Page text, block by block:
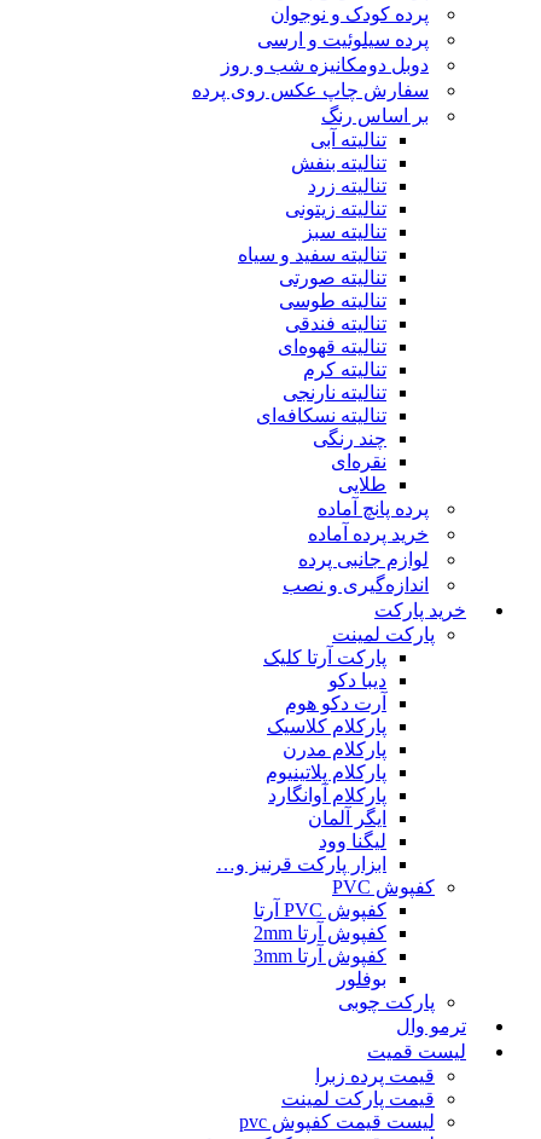
پرده کودک و نوجوان
پرده سیلوئیت و ارسی
دوبل دومکانیزه شب و روز
سفارش چاپ عکس روی پرده
بر اساس رنگ
تنالیته آبی
تنالیته بنفش
تنالیته زرد
تنالیته زیتونی
تنالیته سبز
تنالیته سفید و سیاه
تنالیته صورتی
تنالیته طوسی
تنالیته فندقی
تنالیته قهوه‌ای
تنالیته کرم
تنالیته نارنجی
تنالیته نسکافه‌ای
چند رنگی
نقره‌ای
طلایی
پرده پانچ آماده
خرید پرده آماده
لوازم جانبی پرده
اندازه‌گیری و نصب
خرید پارکت
پارکت لمینت
پارکت آرتا کلیک
دیبا دکو
آرت دکو هوم
پارکلام کلاسیک
پارکلام مدرن
پارکلام پلاتینیوم
پارکلام آوانگارد
ایگر آلمان
لیگنا وود
ابزار پارکت قرنیز و…
کفپوش PVC
کفپوش PVC آرتا
کفپوش آرتا 2mm
کفپوش آرتا 3mm
بوفلور
پارکت چوبی
ترمو وال
لیست قمیت
قیمت پرده زبرا
قیمت پارکت لمینت
لیست قیمت کفپوش pvc